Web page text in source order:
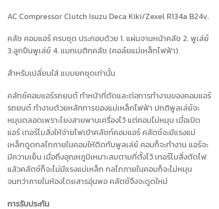
AC Compressor Clutch Isuzu Deca Kiki/Zexel R134a B24v.
คลัช คอมแอร์ ครบชุด ประกอบด้วย 1. แผ่นจานหน้าคลัช 2. พูเล่ย์
3.ลูกปืนพูเล่ย์ 4. แมกเนติกคลัช (คอล์ยแม่เหล็กไฟฟ้า)
สำหรับเปลี่ยนใส่ แบบยกชุดเท่านั้น
คลัทช์คอมแอร์รถยนต์ ทำหน้าที่ตัดและต่อการทำงานของคอมแอร์
รถยนต์ ทำงานด้วยหลักการของแม่เหล็กไฟฟ้า ปกติพูลเล่ย์จะ
หมุนตลอดเพราะโยงสายพานเครื่องไว้ แต่คอมไม่หมุน เมื่อเปิด
แอร์ เทอร์โมสั่งให้จ่ายไฟเข้าคลัชท์คอมแอร์ คลัตช์จะมีแรงแม่
เหล็กดูดกลไกภายในคอมให้ติดกับพูลเล่ย์ คอมก็จะทำงาน แอร์จะ
มีความเย็น เมื่อถึงอุณหภูมิเหมาะสมตามที่ตั้งไว้ เทอร์โมสั่งตัดไฟ
แล้วคลัตช์ก็จะไม่มีแรงแม่เหล็ก กลไกภายในคอมก็จะไม่หมุน
จนกว่าภายในห้องโดยสารอุ่นพอ คลัตช์จึงจะดูดใหม่
การรับประกัน